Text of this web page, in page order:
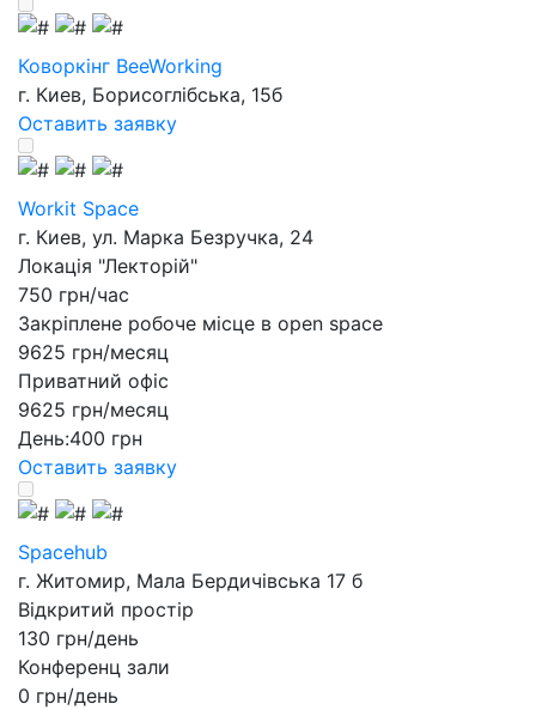
Коворкінг BeeWorking
г. Киев, Борисоглібська, 15б
Оставить заявку
Workit Space
г. Киев, ул. Марка Безручка, 24
Локація "Лекторій"
750 грн/час
Закріплене робоче місце в open space
9625 грн/месяц
Приватний офіс
9625 грн/месяц
День:400 грн
Оставить заявку
Spacehub
г. Житомир, Мала Бердичівська 17 б
Відкритий простір
130 грн/день
Конференц зали
0 грн/день